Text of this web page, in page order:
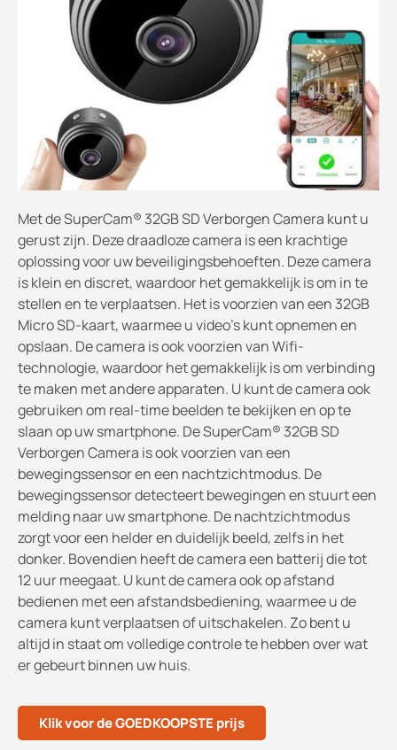
Met de SuperCam® 32GB SD Verborgen Camera kunt u
gerust zijn. Deze draadloze camera is een krachtige
oplossing voor uw beveiligingsbehoeften. Deze camera
is klein en discret, waardoor het gemakkelijk is om in te
stellen en te verplaatsen. Het is voorzien van een 32GB
Micro SD-kaart, waarmee u video's kunt opnemen en
opslaan. De camera is ook voorzien van Wifi-
technologie, waardoor het gemakkelijk is om verbinding
te maken met andere apparaten. U kunt de camera ook
gebruiken om real-time beelden te bekijken en op te
slaan op uw smartphone. De SuperCam® 32GB SD
Verborgen Camera is ook voorzien van een
bewegingssensor en een nachtzichtmodus. De
bewegingssensor detecteert bewegingen en stuurt een
melding naar uw smartphone. De nachtzichtmodus
zorgt voor een helder en duidelijk beeld, zelfs in het
donker. Bovendien heeft de camera een batterij die tot
12 uur meegaat. U kunt de camera ook op afstand
bedienen met een afstandsbediening, waarmee u de
camera kunt verplaatsen of uitschakelen. Zo bent u
altijd in staat om volledige controle te hebben over wat
er gebeurt binnen uw huis.
Klik voor de GOEDKOOPSTE prijs